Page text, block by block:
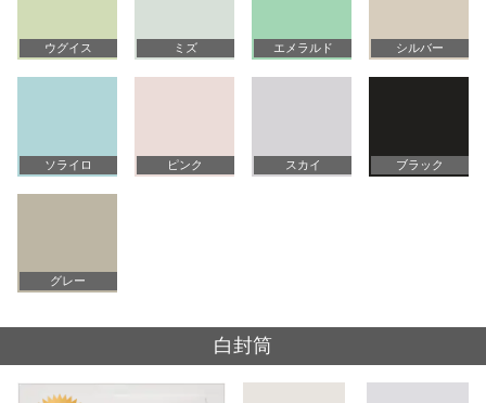
ウグイス ミズ エメラルド シルバー
ソライロ ピンク スカイ ブラック
グレー
白封筒